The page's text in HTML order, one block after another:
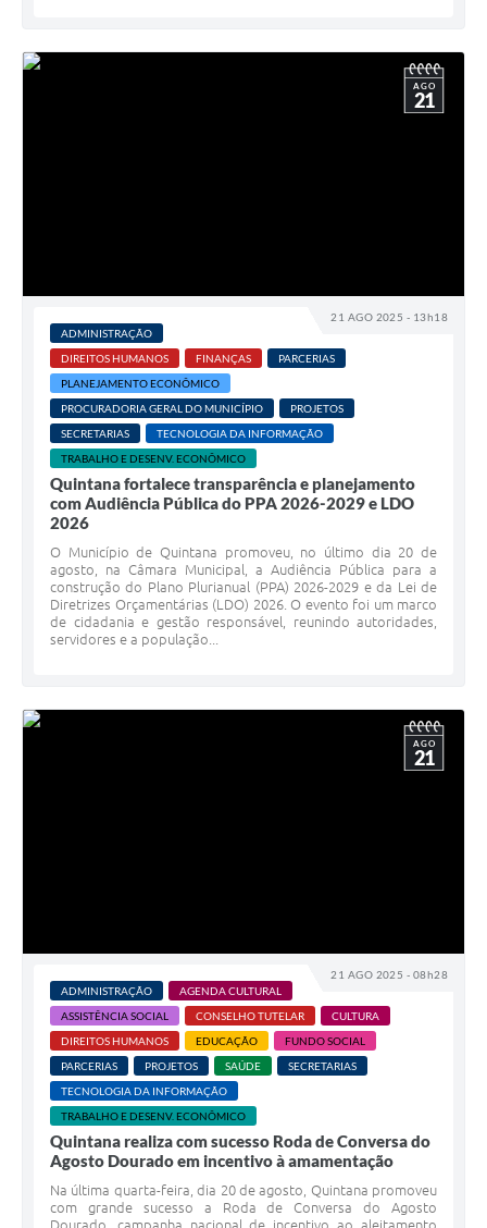
21 AGO 2025 - 13h18
AGO
21
ADMINISTRAÇÃO
DIREITOS HUMANOS
FINANÇAS
PARCERIAS
PLANEJAMENTO ECONÔMICO
PROCURADORIA GERAL DO MUNICÍPIO
PROJETOS
SECRETARIAS
TECNOLOGIA DA INFORMAÇÃO
TRABALHO E DESENV. ECONÔMICO
Quintana fortalece transparência e planejamento
com Audiência Pública do PPA 2026-2029 e LDO
2026
O Município de Quintana promoveu, no último dia 20 de
agosto, na Câmara Municipal, a Audiência Pública para a
construção do Plano Plurianual (PPA) 2026-2029 e da Lei de
Diretrizes Orçamentárias (LDO) 2026. O evento foi um marco
de cidadania e gestão responsável, reunindo autoridades,
servidores e a população...
21 AGO 2025 - 08h28
AGO
21
ADMINISTRAÇÃO
AGENDA CULTURAL
ASSISTÊNCIA SOCIAL
CONSELHO TUTELAR
CULTURA
DIREITOS HUMANOS
EDUCAÇÃO
FUNDO SOCIAL
PARCERIAS
PROJETOS SAÚDE
SECRETARIAS
TECNOLOGIA DA INFORMAÇÃO
TRABALHO E DESENV. ECONÔMICO
Quintana realiza com sucesso Roda de Conversa do
Agosto Dourado em incentivo à amamentação
Na última quarta-feira, dia 20 de agosto, Quintana promoveu
com grande sucesso a Roda de Conversa do Agosto
Dourado, campanha nacional de incentivo ao aleitamento